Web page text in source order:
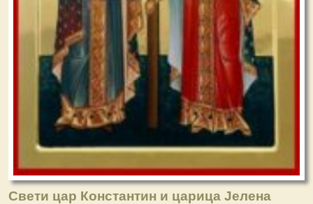
Свети цар Константин и царица Јелена